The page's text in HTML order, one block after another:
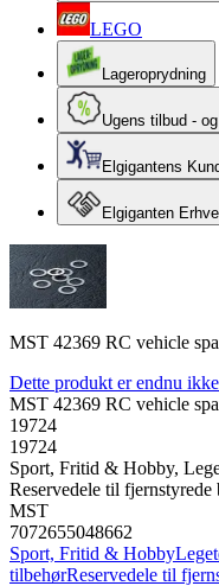
LEGO
Lageroprydning
Ugens tilbud -
Elgigantens
Elgiganten
MST 42369 RC vehicle
Dette produkt er endnu
MST 42369 RC vehicle
19724
19724
Sport, Fritid & Hobby,
Reservedele til fjernstyrede
MST
7072655048662
Sport, Fritid & Hobby
tilbehørReservedele til